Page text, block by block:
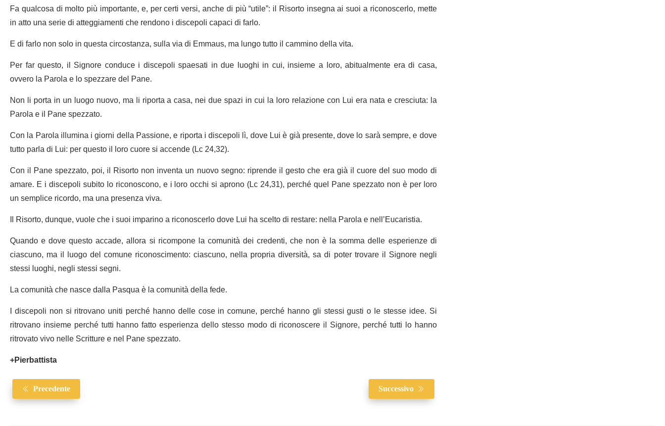
Fa qualcosa di molto più importante, e, per certi versi, anche di più “utile”: il Risorto insegna ai suoi a riconoscerlo, mette
in atto una serie di atteggiamenti che rendono i discepoli capaci di farlo.
E di farlo non solo in questa circostanza, sulla via di Emmaus, ma lungo tutto il cammino della vita.
Per far questo, il Signore conduce i discepoli spaesati in due luoghi in cui, insieme a loro, abitualmente era di casa,
ovvero la Parola e lo spezzare del Pane.
Non li porta in un luogo nuovo, ma li riporta a casa, nei due spazi in cui la loro relazione con Lui era nata e cresciuta: la
Parola e il Pane spezzato.
Con la Parola illumina i giorni della Passione, e riporta i discepoli lì, dove Lui è già presente, dove lo sarà sempre, e dove
tutto parla di Lui: per questo il loro cuore si accende (Lc 24,32).
Con il Pane spezzato, poi, il Risorto non inventa un nuovo segno: riprende il gesto che era già il cuore del suo modo di
amare. E i discepoli subito lo riconoscono, e i loro occhi si aprono (Lc 24,31), perché quel Pane spezzato non è per loro
un semplice ricordo, ma una presenza viva.
Il Risorto, dunque, vuole che i suoi imparino a riconoscerlo dove Lui ha scelto di restare: nella Parola e nell’Eucaristia.
Quando e dove questo accade, allora si ricompone la comunità dei credenti, che non è la somma delle esperienze di
ciascuno, ma il luogo del comune riconoscimento: ciascuno, nella propria diversità, sa di poter trovare il Signore negli
stessi luoghi, negli stessi segni.
La comunità che nasce dalla Pasqua è la comunità della fede.
I discepoli non si ritrovano uniti perché hanno delle cose in comune, perché hanno gli stessi gusti o le stesse idee. Si
ritrovano insieme perché tutti hanno fatto esperienza dello stesso modo di riconoscere il Signore, perché tutti lo hanno
ritrovato vivo nelle Scritture e nel Pane spezzato.
+Pierbattista
Precedente Successivo